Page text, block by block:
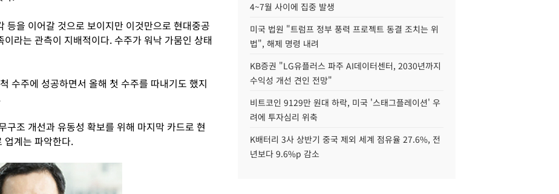
등을 이어갈 것으로 보이지만 이것만으로 현대중공
라는 관측이 지배적이다. 수주가 워낙 가뭄인 상태
수주에 성공하면서 올해 첫 수주를 따내기도 했지
구조 개선과 유동성 확보를 위해 마지막 카드로 현
업계는 파악한다.
4~7월 사이에 집중 발생
미국 법원 "트럼프 정부 풍력 프로젝트 동결 조치는 위
법", 해제 명령 내려
KB증권 "LG유플러스 파주 AI데이터센터, 2030년까지
수익성 개선 견인 전망"
비트코인 9129만 원대 하락, 미국 '스태그플레이션' 우
려에 투자심리 위축
K배터리 3사 상반기 중국 제외 세계 점유율 27.6%, 전
년보다 9.6%p 감소